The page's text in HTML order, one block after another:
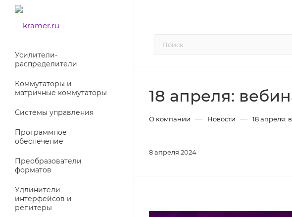
Усилители-
раcпределители
Коммутаторы и
матричные коммутаторы
Системы управления
Программное
обеспечение
Преобразователи
форматов
Удлинители
интерфейсов и
репитеры
18 апреля:
О компании — Новости — 18 апреля:
8 апреля 2024